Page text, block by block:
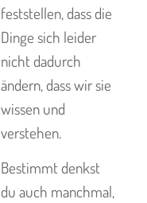
feststellen, dass die
Dinge sich leider
nicht dadurch
ändern, dass wir sie
wissen und
verstehen.
Bestimmt denkst
du auch manchmal,